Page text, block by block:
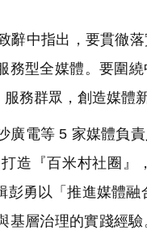
中指出，要貫徹
務型全媒體。要圍
務群眾，創造媒體新
電等 5 家媒體負責
造『百米村社圈
勇以「推進媒體
基層治理的實踐經